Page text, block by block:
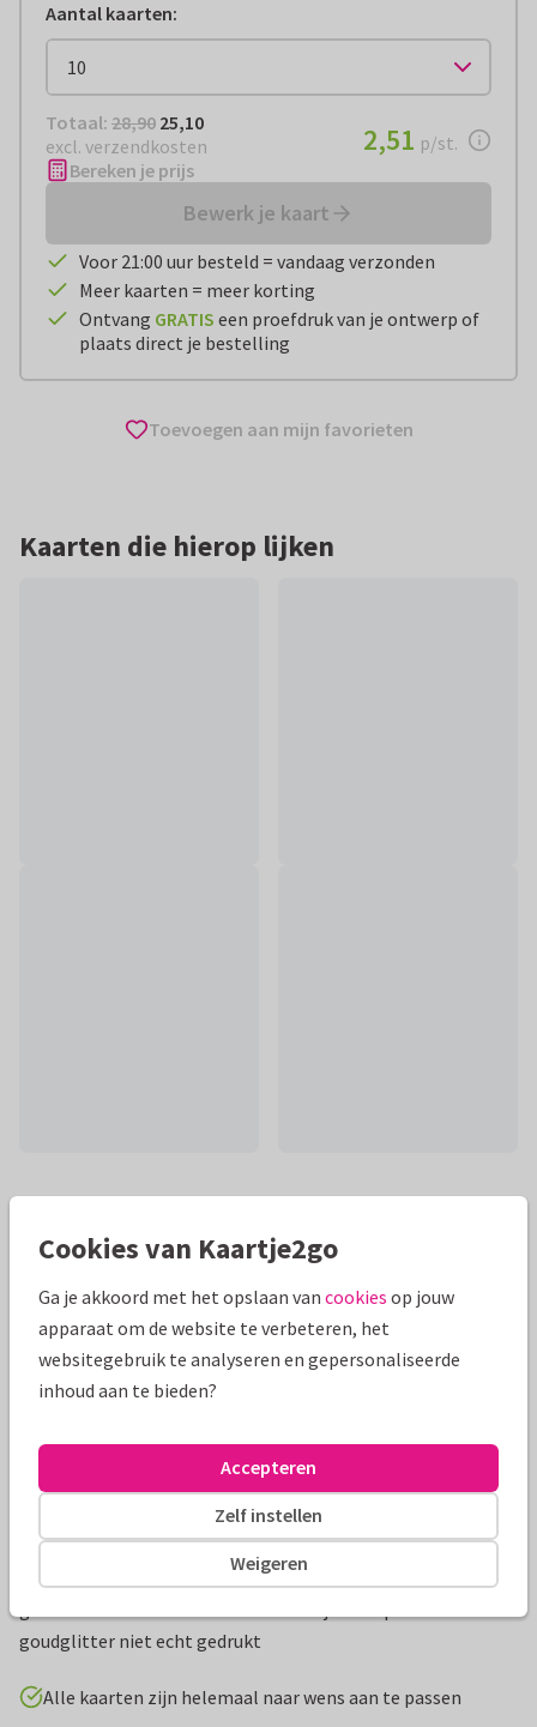
Aantal kaarten:
Totaal: € 25,10
Totaal: 28,90 25,10
excl. verzendkosten
€ 2,51 per stuk
2,51 p/st.
Bereken je prijs
Bewerk je kaart
Voor 21:00 uur besteld = vandaag verzonden
Meer kaarten = meer korting
Ontvang GRATIS een proefdruk van je ontwerp of
plaats direct je bestelling
Toevoegen aan mijn favorieten
Kaarten die hierop lijken
Productinformatie
Uitnodiging voor huwelijksjubileum met champagne en
goudglitter niet echt gedrukt
Alle kaarten zijn helemaal naar wens aan te passen
Cookies van Kaartje2go
Ga je akkoord met het opslaan van cookies op jouw
apparaat om de website te verbeteren, het
websitegebruik te analyseren en gepersonaliseerde
inhoud aan te bieden?
Weigeren
Zelf instellen
Accepteren